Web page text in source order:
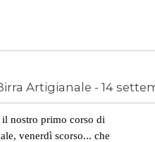
nostro primo corso di
venerdì scorso... che